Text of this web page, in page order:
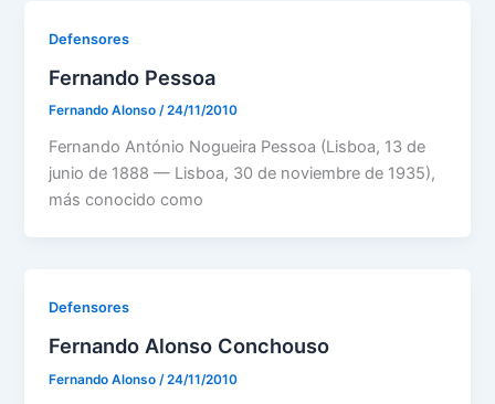
Defensores
Fernando Pessoa
Fernando Alonso/24/11/2010
Fernando António Nogueira Pessoa (Lisboa, 13 de
junio de 1888 — Lisboa, 30 de noviembre de 1935),
más conocido como
Defensores
Fernando Alonso Conchouso
Fernando Alonso/24/11/2010